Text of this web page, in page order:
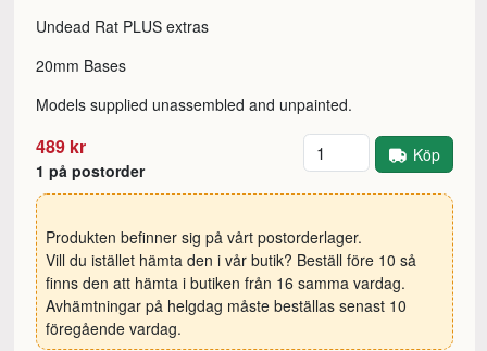
Undead Rat PLUS extras
20mm Bases
Models supplied unassembled and unpainted.
489 kr
1 på postorder
Antal Köp
Produkten befinner sig på vårt postorderlager.
Vill du istället hämta den i vår butik? Beställ före 10 så
finns den att hämta i butiken från 16 samma vardag.
Avhämtningar på helgdag måste beställas senast 10
föregående vardag.